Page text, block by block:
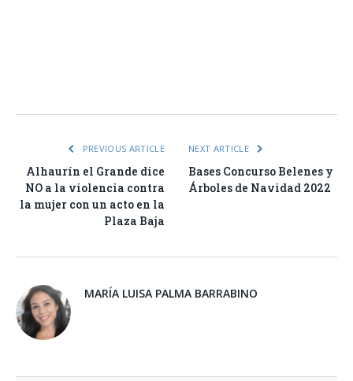
PREVIOUS ARTICLE
Alhaurín el Grande dice
NO a la violencia contra
la mujer con un acto en la
Plaza Baja
NEXT ARTICLE
Bases Concurso Belenes y
Árboles de Navidad 2022
MARÍA LUISA PALMA BARRABINO